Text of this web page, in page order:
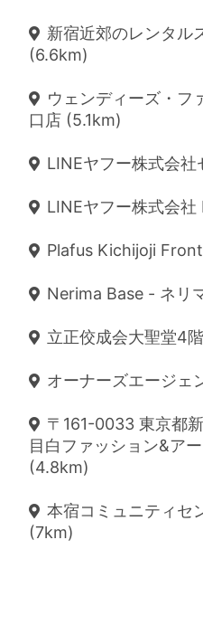
新宿近郊のレンタル
(6.6km)
ウェンディーズ・フ
口店 (5.1km)
LINEヤフー株式会
LINEヤフー株式会
Plafus Kichijoji
Nerima Base - ネリ
立正佼成会大聖堂4
オーナーズエージェ
〒161-0033 東京都
目白ファッション&ア
(4.8km)
本宿コミュニティセ
(7km)